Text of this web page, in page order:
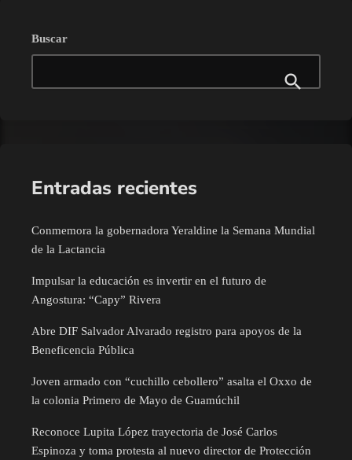
Buscar
Entradas recientes
Conmemora la gobernadora Yeraldine la Semana Mundial
de la Lactancia
Impulsar la educación es invertir en el futuro de
Angostura: “Capy” Rivera
Abre DIF Salvador Alvarado registro para apoyos de la
Beneficencia Pública
Joven armado con “cuchillo cebollero” asalta el Oxxo de
la colonia Primero de Mayo de Guamúchil
Reconoce Lupita López trayectoria de José Carlos
Espinoza y toma protesta al nuevo director de Protección